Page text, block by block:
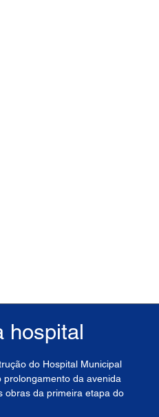
hospital
do Hospital Municipal
da avenida
obras da primeira etapa do